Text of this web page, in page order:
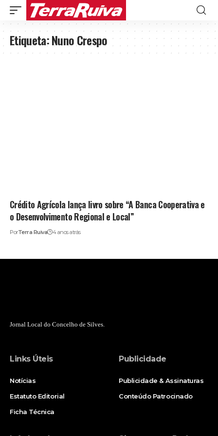
Etiqueta:Nuno Crespo
Crédito Agrícola lança livro sobre “A Banca Cooperativa e
o Desenvolvimento Regional e Local”
PorTerra Ruiva 4 anos atrás
Jornal Local do Concelho de Silves.
Links Úteis
Notícias
Estatuto Editorial
Ficha Técnica
Publicidade
Publicidade & Assinaturas
Conteúdo Patrocinado